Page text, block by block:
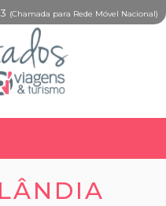
(Chamada para Rede Móvel Nacional)